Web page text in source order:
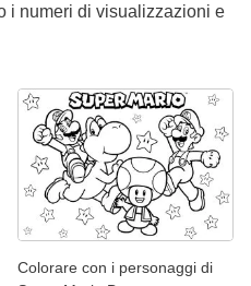
i numeri di visualizzazioni e
Colorare con i personaggi di